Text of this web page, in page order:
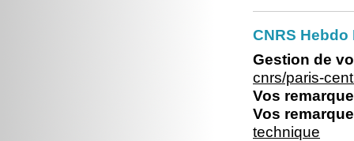
CNRS Hebdo
Gestion de
cnrs/paris-
Vos
Vos
technique